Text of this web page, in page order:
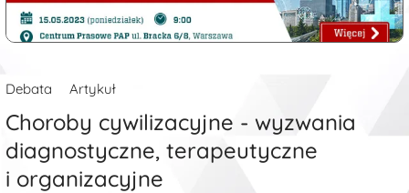
Debata Artykuł
Choroby cywilizacyjne - wyzwania
diagnostyczne, terapeutyczne
i organizacyjne